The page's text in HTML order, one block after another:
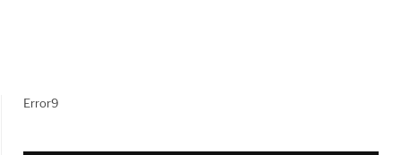
Error9